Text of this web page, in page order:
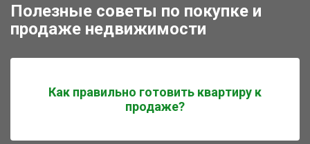
Полезные советы по покупке и
продаже недвижимости
Как правильно готовить квартиру к
продаже?